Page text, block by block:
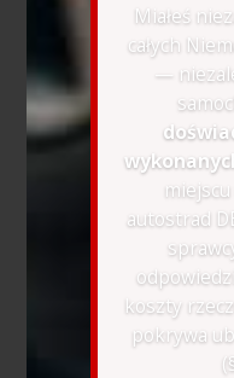
Miałeś
całych
—
miejscu
autostrad
koszty
pokrywa